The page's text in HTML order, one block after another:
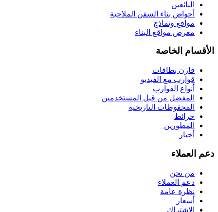
البائعين
أحواض بناء السفن الملاحية
مواقع ونماذج
معرض مواقع البناء
الأقسام الخاصة
قارن بطاقات
قوارب مع الفيديو
أنواع القوارب
المفضل من قبل المستخدمين
المحفوظات التاريخية
خرائط
المطورين
أخبار
دعم العملاء
من نحن
دعم العملاء
نظرة عامة
أسعار
الاشتراك